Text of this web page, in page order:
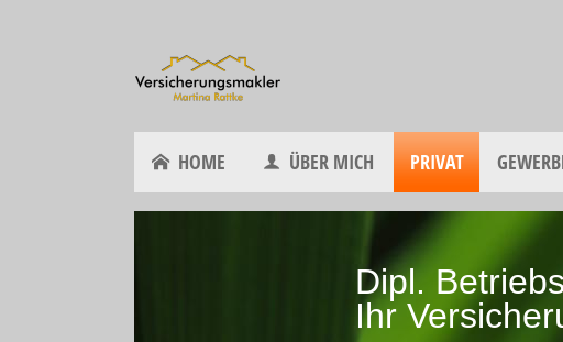
HOME ÜBER MICH PRIVAT
Dipl.
Ihr